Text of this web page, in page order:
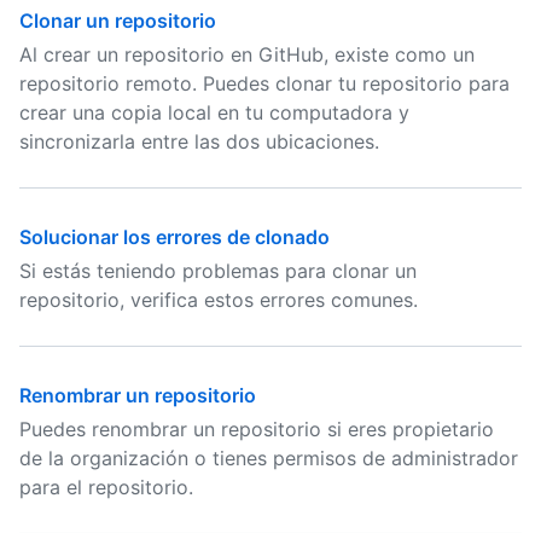
Clonar un repositorio
Al crear un repositorio en GitHub, existe como un
repositorio remoto. Puedes clonar tu repositorio para
crear una copia local en tu computadora y
sincronizarla entre las dos ubicaciones.
Solucionar los errores de clonado
Si estás teniendo problemas para clonar un
repositorio, verifica estos errores comunes.
Renombrar un repositorio
Puedes renombrar un repositorio si eres propietario
de la organización o tienes permisos de administrador
para el repositorio.